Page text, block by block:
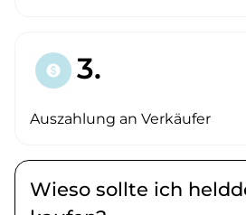
paid 3.
Auszahlung an Verkäufer
Wieso sollte ich